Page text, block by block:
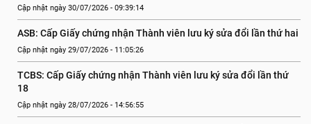
Cập nhật ngày 30/07/2026 - 09:39:14
ASB: Cấp Giấy chứng nhận Thành viên lưu ký sửa đổi lần thứ hai
Cập nhật ngày 29/07/2026 - 11:05:26
TCBS: Cấp Giấy chứng nhận Thành viên lưu ký sửa đổi lần thứ
18
Cập nhật ngày 28/07/2026 - 14:56:55